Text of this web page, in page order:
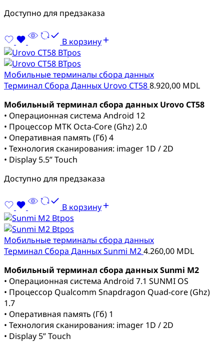
Доступно для предзаказа
В корзину
Мобильные терминалы сбора данных
Терминал Сбора Данных Urovo CT588.920,00 MDL
Мобильный терминал сбора данных Urovo CT58
• Операционная система Android 12
• Процессор MTK Octa-Core (Ghz) 2.0
• Оперативная память (Гб) 4
• Технология сканирования: imager 1D / 2D
• Display 5.5” Touch
Доступно для предзаказа
В корзину
Мобильные терминалы сбора данных
Терминал Сбора Данных Sunmi M24.260,00 MDL
Мобильный терминал сбора данных Sunmi M2
• Операционная система Android 7.1 SUNMI OS
• Процессор Qualcomm Snapdragon Quad-core (Ghz)
1.7
• Оперативная память (Гб) 1
• Технология сканирования: imager 1D / 2D
• Display 5” Touch